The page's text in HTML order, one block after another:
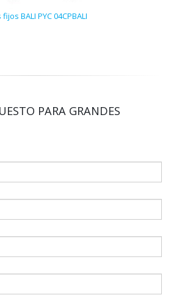
BALI PYC 04CPBALI
PARA GRANDES